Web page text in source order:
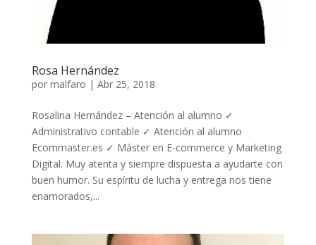
Rosa Hernández
por malfaro | Abr 25, 2018
Rosalina Hernández – Atención al alumno ✓
Administrativo contable ✓ Atención al alumno
Ecommaster.es ✓ Máster en E-commerce y Marketing
Digital. Muy atenta y siempre dispuesta a ayudarte con
buen humor. Su espíritu de lucha y entrega nos tiene
enamorados,...